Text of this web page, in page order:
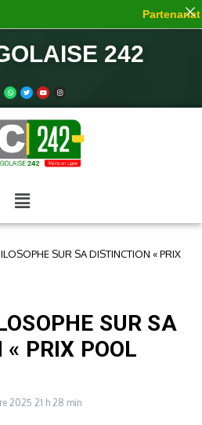
242
SUR SA DISTINCTION « PRIX
SUR SA
PRIX POOL
2025 21 h 28 min
Partenariat